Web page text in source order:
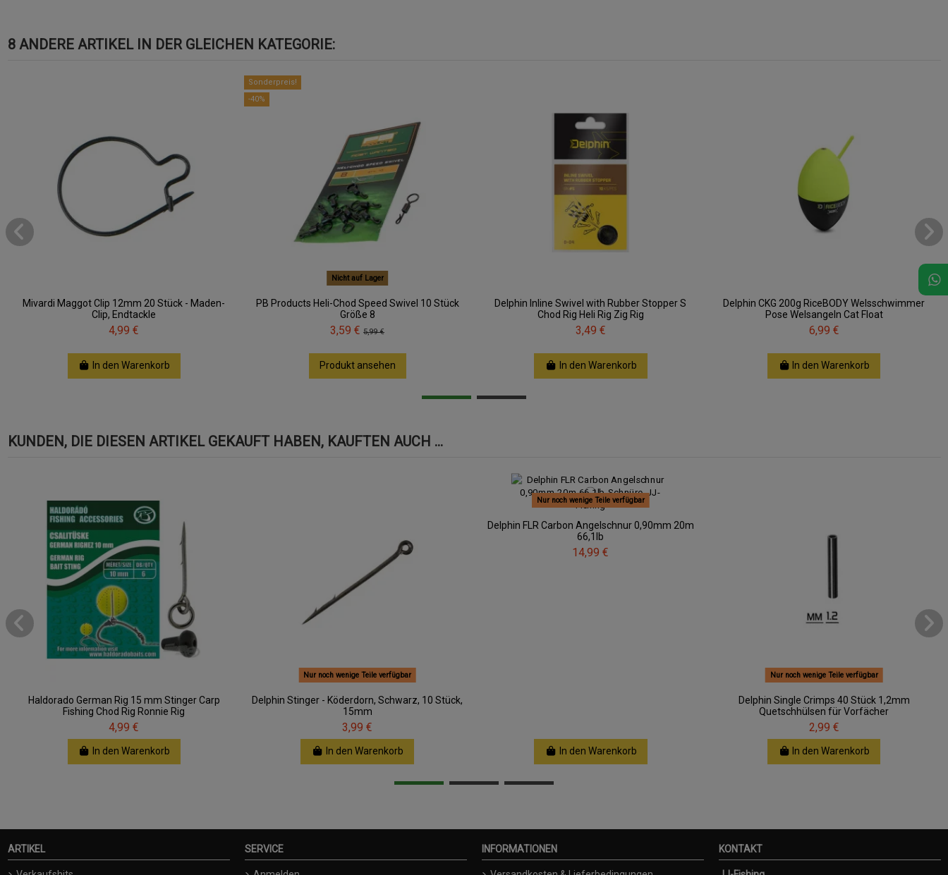
8 ANDERE ARTIKEL IN DER GLEICHEN KATEGORIE:
Mivardi Maggot Clip 12mm 20 Stück - Maden-
Clip, Endtackle
4,99 €
In den Warenkorb
Sonderpreis!
-40%
Nicht auf Lager
PB Products Heli-Chod Speed Swivel 10 Stück
Größe 8
3,59 €5,99 €
Produkt ansehen
Delphin Inline Swivel with Rubber Stopper S
Chod Rig Heli Rig Zig Rig
3,49 €
In den Warenkorb
Delphin CKG 200g RiceBODY Welsschwimmer
Pose Welsangeln Cat Float
6,99 €
In den Warenkorb
KUNDEN, DIE DIESEN ARTIKEL GEKAUFT HABEN, KAUFTEN AUCH ...
Haldorado German Rig 15 mm Stinger Carp
Fishing Chod Rig Ronnie Rig
4,99 €
In den Warenkorb
Nur noch wenige Teile verfügbar
Delphin Stinger - Köderdorn, Schwarz, 10 Stück,
15mm
3,99 €
In den Warenkorb
Nur noch wenige Teile verfügbar
Delphin FLR Carbon Angelschnur 0,90mm 20m
66,1lb
14,99 €
In den Warenkorb
Nur noch wenige Teile verfügbar
Delphin Single Crimps 40 Stück 1,2mm
Quetschhülsen für Vorfächer
2,99 €
In den Warenkorb
ARTIKEL SERVICE INFORMATIONEN KONTAKT